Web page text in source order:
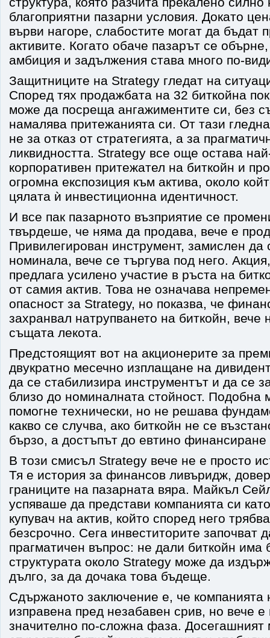
благоприятни пазарни условия. Докато
върви нагоре, слабостите могат да бъдат
активите. Когато обаче пазарът се
амбиция и задължения става много по-
Защитниците на Strategy гледат на
Според тях продажбата на 32 биткойна
може да посреща ангажиментите си, без
намалява притежанията си. От тази
не за отказ от стратегията, а за
ликвидността. Strategy все още остава
корпоративен притежател на биткойн и
огромна експозиция към актива, около
цялата ѝ инвестиционна идентичност.
И все пак пазарното възприятие се
твърдеше, че няма да продава, вече е
Привилегирован инструмент, замислен да
номинала, вече се търгува под него.
предлага усилено участие в ръста на
от самия актив. Това не означава
опасност за Strategy, но показва, че
захранвал натрупването на биткойн, вече
същата лекота.
Предстоящият вот на акционерите за
двукратно месечно изплащане на
да се стабилизира инструментът и да се
близо до номиналната стойност. Подобна
помогне технически, но не решава
какво се случва, ако биткойн не се
бързо, а достъпът до евтино финансиране
В този смисъл Strategy вече не е просто
Тя е история за финансов ливъридж,
границите на пазарната вяра. Майкъл
успяваше да представи компанията си
купувач на актив, който според него
безсрочно. Сега инвеститорите започват
прагматичен въпрос: не дали биткойн
структурата около Strategy може да
дълго, за да дочака това бъдеще.
Сдържаното заключение е, че компанията
изправена пред незабавен срив, но вече е
значително по-сложна фаза.